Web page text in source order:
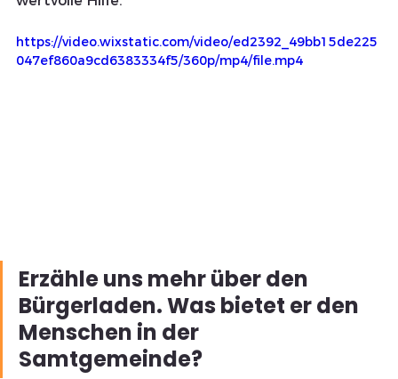
https://video.wixstatic.com/video/ed2392_49bb15de225
047ef860a9cd6383334f5/360p/mp4/file.mp4
Erzähle uns mehr über den
Bürgerladen. Was bietet er den
Menschen in der
Samtgemeinde?